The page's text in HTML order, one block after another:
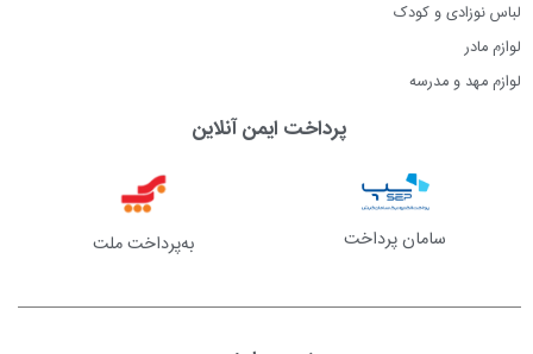
لباس نوزادی و کودک
لوازم مادر
لوازم مهد و مدرسه
پرداخت ایمن آنلاین
سامان پرداخت به‌پرداخت ملت